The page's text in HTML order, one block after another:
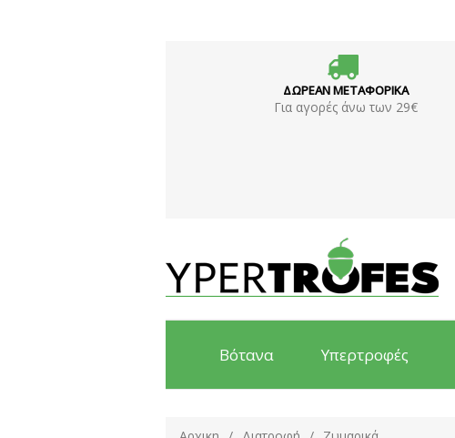
ΔΩΡΕΑΝ ΜΕΤΑΦΟΡΙΚΑ
Για αγορές άνω των 29€
Βότανα Υπερτροφές